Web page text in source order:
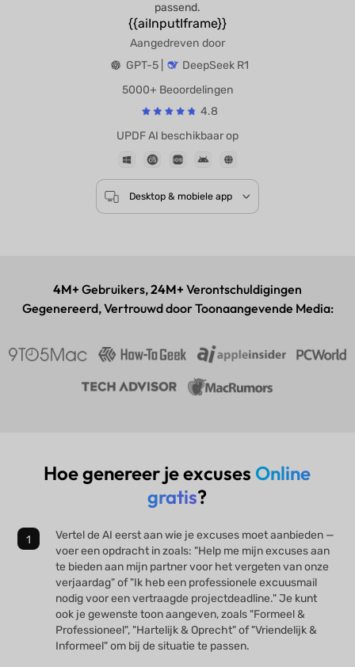
passend.
{{aiInputIframe}}
5000+ Beoordelingen
4.8
UPDF AI beschikbaar op
4M+ Gebruikers,24M+ Verontschuldigingen
Gegenereerd, Vertrouwd door Toonaangevende Media:
Hoe genereer je excusesOnline
gratis?
Vertel de AI eerst aan wie je excuses moet aanbieden —
voer een opdracht in zoals: "Help me mijn excuses aan
te bieden aan mijn partner voor het vergeten van onze
verjaardag" of "Ik heb een professionele excuusmail
nodig voor een vertraagde projectdeadline." Je kunt
ook je gewenste toon aangeven, zoals "Formeel &
Professioneel", "Hartelijk & Oprecht" of "Vriendelijk &
Informeel" om bij de situatie te passen.